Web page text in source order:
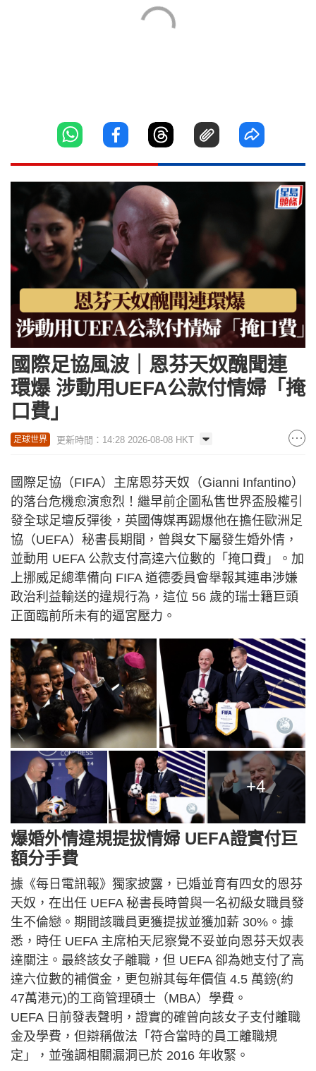
國際足協風波｜恩芬天奴醜聞連
環爆 涉動用UEFA公款付情婦「掩
口費」
足球世界 更新時間：14:28 2026-08-08 HKT
國際足協（FIFA）主席恩芬天奴（Gianni Infantino）
的落台危機愈演愈烈！繼早前企圖私售世界盃股權引
發全球足壇反彈後，英國傳媒再踢爆他在擔任歐洲足
協（UEFA）秘書長期間，曾與女下屬發生婚外情，
並動用 UEFA 公款支付高達六位數的「掩口費」。加
上挪威足總準備向 FIFA 道德委員會舉報其連串涉嫌
政治利益輸送的違規行為，這位 56 歲的瑞士籍巨頭
正面臨前所未有的逼宮壓力。
+4
爆婚外情違規提拔情婦 UEFA證實付巨
額分手費
據《每日電訊報》獨家披露，已婚並育有四女的恩芬
天奴，在出任 UEFA 秘書長時曾與一名初級女職員發
生不倫戀。期間該職員更獲提拔並獲加薪 30%。據
悉，時任 UEFA 主席柏天尼察覺不妥並向恩芬天奴表
達關注。最終該女子離職，但 UEFA 卻為她支付了高
達六位數的補償金，更包辦其每年價值 4.5 萬鎊(約
47萬港元)的工商管理碩士（MBA）學費。
UEFA 日前發表聲明，證實的確曾向該女子支付離職
金及學費，但辯稱做法「符合當時的員工離職規
定」，並強調相關漏洞已於 2016 年收緊。